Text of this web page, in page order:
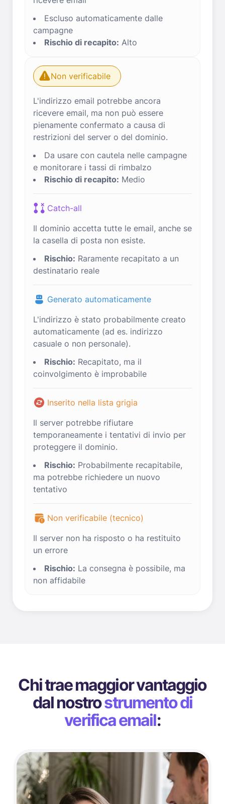
Escluso automaticamente dalle
campagne
Rischio di recapito: Alto
Non verificabile
L'indirizzo email potrebbe ancora
ricevere email, ma non può essere
pienamente confermato a causa di
restrizioni del server o del dominio.
Da usare con cautela nelle campagne
e monitorare i tassi di rimbalzo
Rischio di recapito: Medio
Catch-all
Il dominio accetta tutte le email, anche se
la casella di posta non esiste.
Rischio: Raramente recapitato a un
destinatario reale
Generato automaticamente
L'indirizzo è stato probabilmente creato
automaticamente (ad es. indirizzo
casuale o non personale).
Rischio: Recapitato, ma il
coinvolgimento è improbabile
Inserito nella lista grigia
Il server potrebbe rifiutare
temporaneamente i tentativi di invio per
proteggere il dominio.
Rischio: Probabilmente recapitabile,
ma potrebbe richiedere un nuovo
tentativo
Non verificabile (tecnico)
Il server non ha risposto o ha restituito
un errore
Rischio: La consegna è possibile, ma
non affidabile
Chi trae maggior vantaggio
dal nostrostrumento di
verifica email: